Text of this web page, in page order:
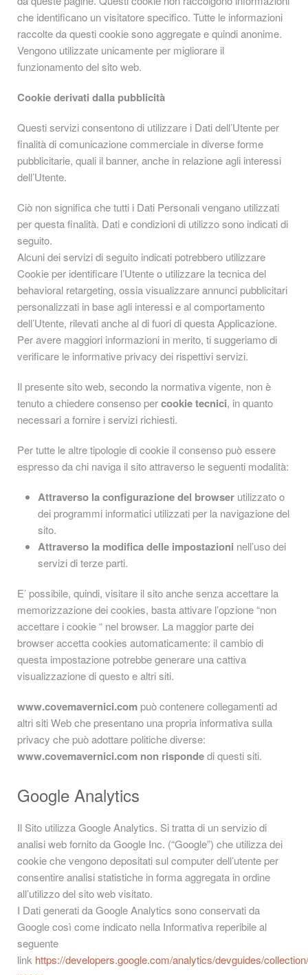
che identificano un visitatore specifico. Tutte le informazioni
raccolte da questi cookie sono aggregate e quindi anonime.
Vengono utilizzate unicamente per migliorare il
funzionamento del sito web.
Cookie derivati dalla pubblicità
Questi servizi consentono di utilizzare i Dati dell’Utente per
finalità di comunicazione commerciale in diverse forme
pubblicitarie, quali il banner, anche in relazione agli interessi
dell’Utente.
Ciò non significa che tutti i Dati Personali vengano utilizzati
per questa finalità. Dati e condizioni di utilizzo sono indicati di
seguito.
Alcuni dei servizi di seguito indicati potrebbero utilizzare
Cookie per identificare l’Utente o utilizzare la tecnica del
behavioral retargeting, ossia visualizzare annunci pubblicitari
personalizzati in base agli interessi e al comportamento
dell’Utente, rilevati anche al di fuori di questa Applicazione.
Per avere maggiori informazioni in merito, ti suggeriamo di
verificare le informative privacy dei rispettivi servizi.
Il presente sito web, secondo la normativa vigente, non è
tenuto a chiedere consenso percookie tecnici, in quanto
necessari a fornire i servizi richiesti.
Per tutte le altre tipologie di cookie il consenso può essere
espresso da chi naviga il sito attraverso le seguenti modalità:
Attraverso la configurazione del browser utilizzato o
dei programmi informatici utilizzati per la navigazione del
sito.
Attraverso la modifica delle impostazioni nell’uso dei
servizi di terze parti.
E’ possibile, quindi, visitare il sito anche senza accettare la
memorizzazione dei cookies, basta attivare l’opzione “non
accettare i cookie “ nel browser. La maggior parte dei
browser accetta cookies automaticamente: il cambio di
questa impostazione potrebbe generare una cattiva
visualizzazione di questo e altri siti.
www.covemavernici.com può contenere collegamenti ad
altri siti Web che presentano una propria informativa sulla
privacy che può adottare politiche diverse:
www.covemavernici.com non rispondedi questi siti.
Google Analytics
Il Sito utilizza Google Analytics. Si tratta di un servizio di
analisi web fornito da Google Inc. (“Google”) che utilizza dei
cookie che vengono depositati sul computer dell’utente per
consentire analisi statistiche in forma aggregata in ordine
all’utilizzo del sito web visitato.
I Dati generati da Google Analytics sono conservati da
Google così come indicato nella Informativa reperibile al
seguente
link https://developers.google.com/analytics/devguides/